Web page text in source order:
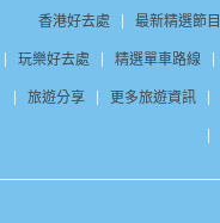
香港好去處 最新精選節目
玩樂好去處 精選單車路線
旅遊分享 更多旅遊資訊